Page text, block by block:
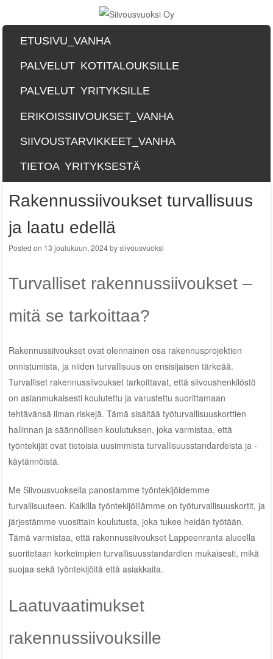
Menu
SKIP TO CONTENT
ETUSIVU_VANHA
PALVELUT KOTITALOUKSILLE
PALVELUT YRITYKSILLE
ERIKOISSIIVOUKSET_VANHA
SIIVOUSTARVIKKEET_VANHA
TIETOA YRITYKSESTÄ
Rakennussiivoukset turvallisuus
ja laatu edellä
Posted on 13 joulukuun, 2024bysiivousvuoksi
Turvalliset rakennussiivoukset –
mitä se tarkoittaa?
Rakennussiivoukset ovat olennainen osa rakennusprojektien
onnistumista, ja niiden turvallisuus on ensisijaisen tärkeää.
Turvalliset rakennussiivoukset tarkoittavat, että siivoushenkilöstö
on asianmukaisesti koulutettu ja varustettu suorittamaan
tehtävänsä ilman riskejä. Tämä sisältää työturvallisuuskorttien
hallinnan ja säännöllisen koulutuksen, joka varmistaa, että
työntekijät ovat tietoisia uusimmista turvallisuusstandardeista ja -
käytännöistä.
Me Siivousvuoksella panostamme työntekijöidemme
turvallisuuteen. Kaikilla työntekijöillämme on työturvallisuuskortit, ja
järjestämme vuosittain koulutusta, joka tukee heidän työtään.
Tämä varmistaa, että rakennussiivoukset Lappeenranta alueella
suoritetaan korkeimpien turvallisuusstandardien mukaisesti, mikä
suojaa sekä työntekijöitä että asiakkaita.
Laatuvaatimukset
rakennussiivouksille